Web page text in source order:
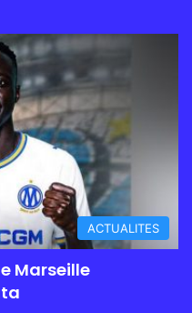
ACTUALITES
Marseille